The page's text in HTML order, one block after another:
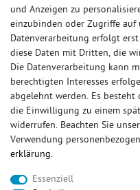
© Copyright 2026
Preisangaben inkl.
Das Internetportal für
Rennsportanlagen,
Vorschalldämpfer, Sportkat,
FOX, REMUS, FSW, FRIEDRICH
und Anzeigen zu
einzubinden oder Zugriffe auf
Datenverarbeitung erfolgt
diese Daten mit Dritten, die
Die Datenverarbeitung kann
berechtigten Interesses
abgelehnt werden. Es
die Einwilligung zu einem
widerrufen. Beachten Sie unser
Verwendung
erklärung.
Essenziell